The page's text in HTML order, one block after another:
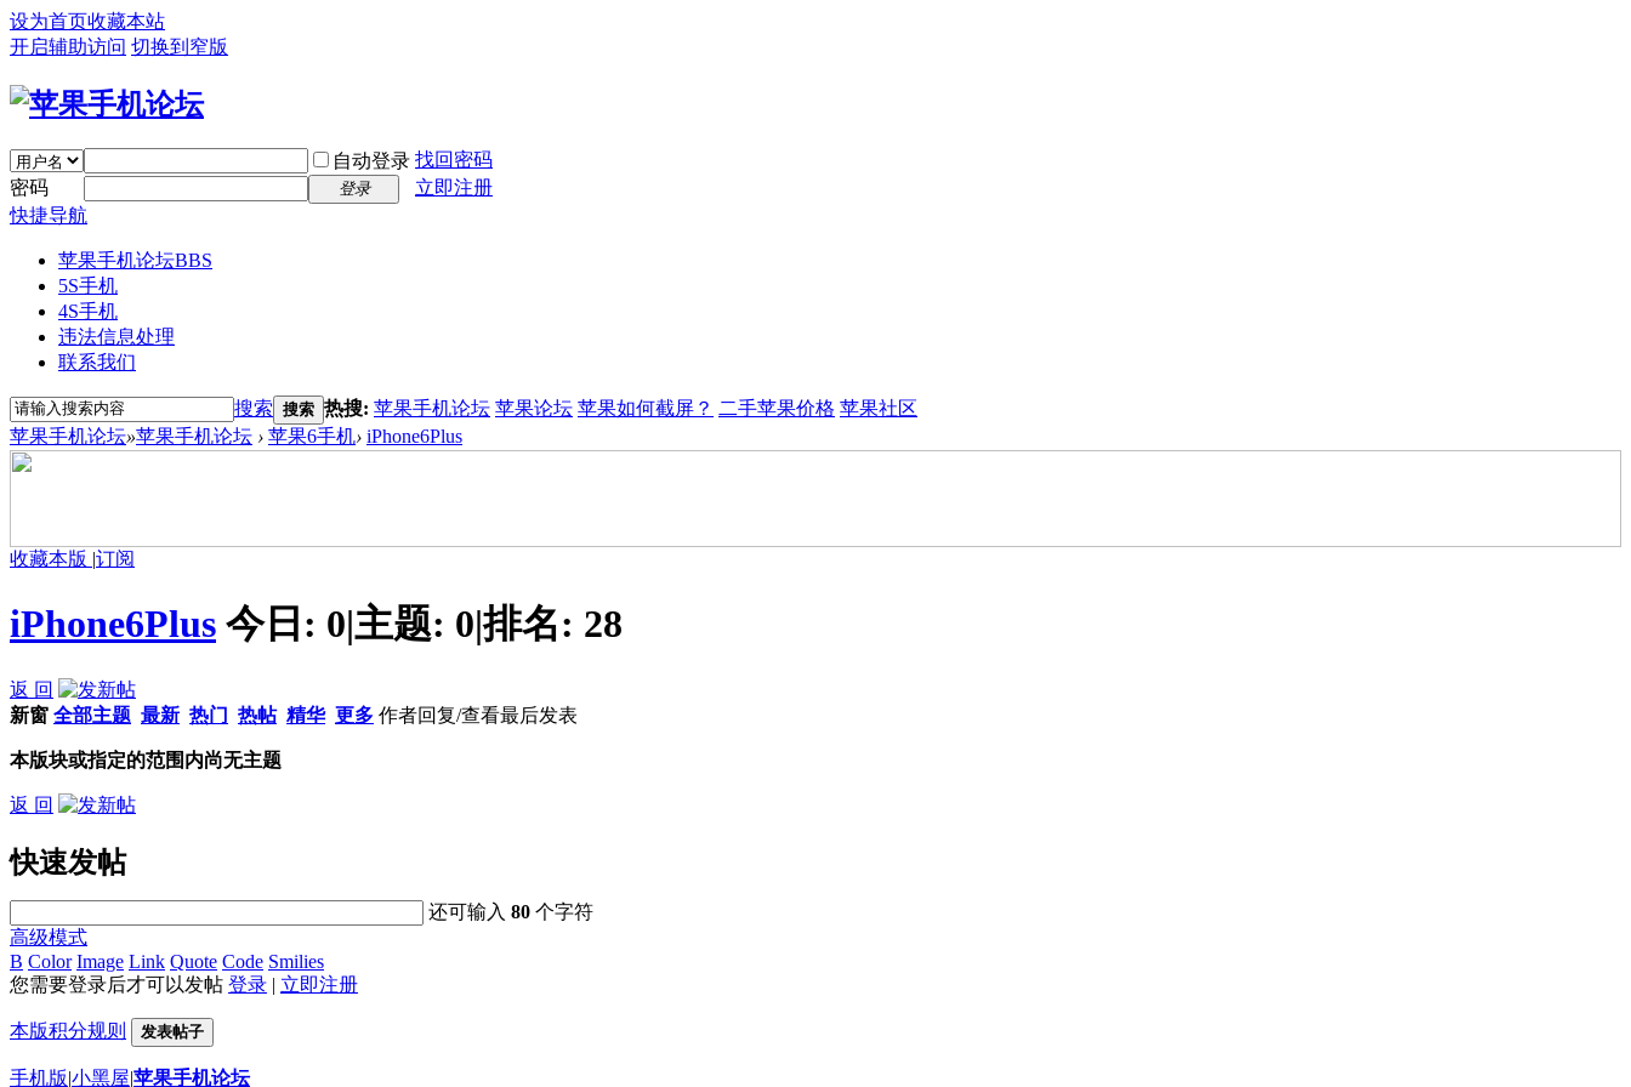
设为首页收藏本站
开启辅助访问 切换到窄版
自动登录 找回密码
密码
登录
立即注册
快捷导航
苹果手机论坛BBS
5S手机
4S手机
违法信息处理
联系我们
搜索 搜索 热搜: 苹果手机论坛 苹果论坛 苹果如何截屏？ 二手苹果价格 苹果社区
苹果手机论坛»苹果手机论坛 › 苹果6手机› iPhone6Plus
收藏本版 |订阅
iPhone6Plus 今日: 0|主题: 0|排名: 28
返 回
新窗 全部主题 最新 热门 热帖 精华 更多 作者回复/查看最后发表
本版块或指定的范围内尚无主题
返 回
快速发帖
还可输入80 个字符
高级模式
B Color Image Link Quote Code Smilies
您需要登录后才可以发帖 登录 | 立即注册
本版积分规则 发表帖子
手机版|小黑屋|苹果手机论坛